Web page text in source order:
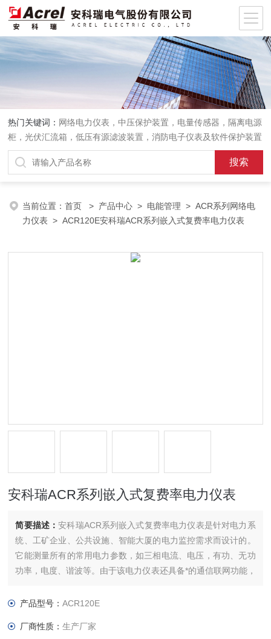
热门关键词： 网络电力仪表，中压保护装置，电量传感器，隔离电源
柜，光伏汇流箱，低压有源滤波装置，消防电子仪表及软件保护装置
当前位置：首页 > 产品中心 > 电能管理 >ACR系列网络电
力仪表 > ACR120E安科瑞ACR系列嵌入式复费率电力仪表
安科瑞ACR系列嵌入式复费率电力仪表
简要描述：安科瑞ACR系列嵌入式复费率电力仪表是针对电力系
统、工矿企业、公共设施、智能大厦的电力监控需求而设计的。
它能测量所有的常用电力参数，如三相电流、电压，有功、无功
功率，电度、谐波等。由于该电力仪表还具备*的通信联网功能，
统。
产品型号：ACR120E
厂商性质：生产厂家